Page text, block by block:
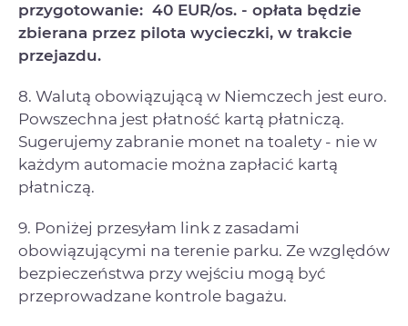
przygotowanie: 40 EUR/os. - opłata będzie
zbierana przez pilota wycieczki, w trakcie
przejazdu.
8. Walutą obowiązującą w Niemczech jest euro.
Powszechna jest płatność kartą płatniczą.
Sugerujemy zabranie monet na toalety - nie w
każdym automacie można zapłacić kartą
płatniczą.
9. Poniżej przesyłam link z zasadami
obowiązującymi na terenie parku. Ze względów
bezpieczeństwa przy wejściu mogą być
przeprowadzane kontrole bagażu.